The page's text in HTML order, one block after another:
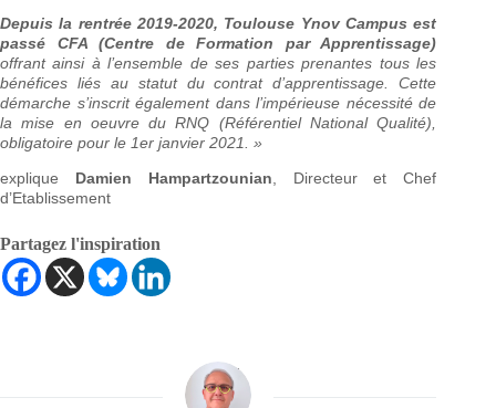
Depuis la rentrée 2019-2020, Toulouse Ynov Campus est
passé CFA (Centre de Formation par Apprentissage)
offrant ainsi à l’ensemble de ses parties prenantes tous les
bénéfices liés au statut du contrat d’apprentissage. Cette
démarche s’inscrit également dans l’impérieuse nécessité de
la mise en oeuvre du RNQ (Référentiel National Qualité),
obligatoire pour le 1er janvier 2021. »
explique Damien Hampartzounian , Directeur et Chef
d’Etablissement
Partagez l'inspiration